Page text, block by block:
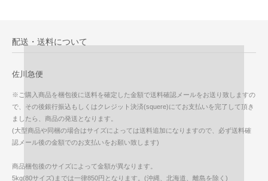
配送・送料について
佐川急便
※ご購入商品を梱包後に送料を確定した金額で送料確認メールをお送り致しますの
で、その後銀行振込もしくはクレジット決済(squere)にてお支払いを完了して頂き
ましたら、商品の発送となります。
(大型商品や同梱の場合はサイズによっては送料追加になりますので、必ず送料確
認メール後の金額でのお支払いをお願い致します)
商品梱包後のサイズによって金額が異なります。
5kg(80サイズ)までは一律850円となります。(沖縄、北海道、離島を除く)